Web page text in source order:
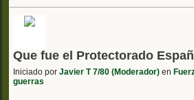
Que fue el Protectorado
Iniciado por Javier T 7/80 (Moderador) en
guerras